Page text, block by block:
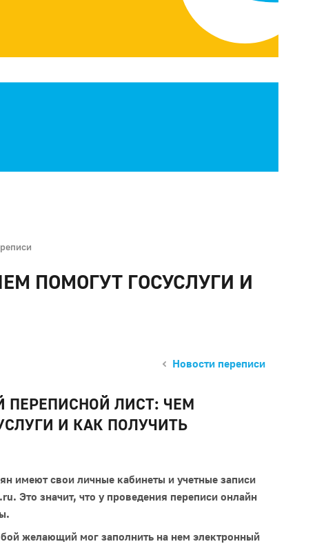
ПОМОГУТ ГОСУСЛУГИ И
Новости переписи
ПЕРЕПИСНОЙ ЛИСТ: ЧЕМ
И КАК ПОЛУЧИТЬ
имеют свои личные кабинеты и учетные записи
Это значит, что у проведения переписи онлайн
желающий мог заполнить на нем электронный